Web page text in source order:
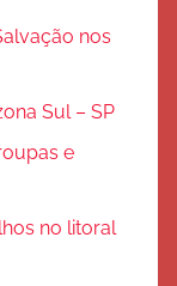
nos
Sul – SP
e
no litoral